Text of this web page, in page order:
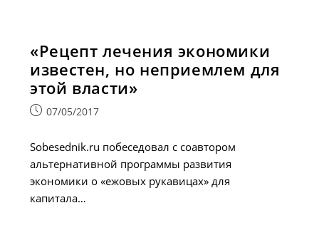
«Рецепт лечения экономики
известен, но неприемлем для
этой власти»
Запись07/05/2017
Sobesednik.ru побеседовал с соавтором
альтернативной программы развития
экономики о «ежовых рукавицах» для
капитала…